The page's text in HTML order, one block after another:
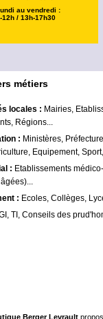
au vendredi :
12h / 13h-17h30
métiers
locales : Mairies,
Régions...
: Ministères,
Equipement,
: Etablissements
: Ecoles, Collèges,
TI, Conseils des
Berger Levrault